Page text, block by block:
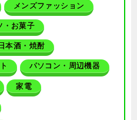
メンズファッション
・お菓子
日本酒・焼酎
パソコン・周辺機器
家電